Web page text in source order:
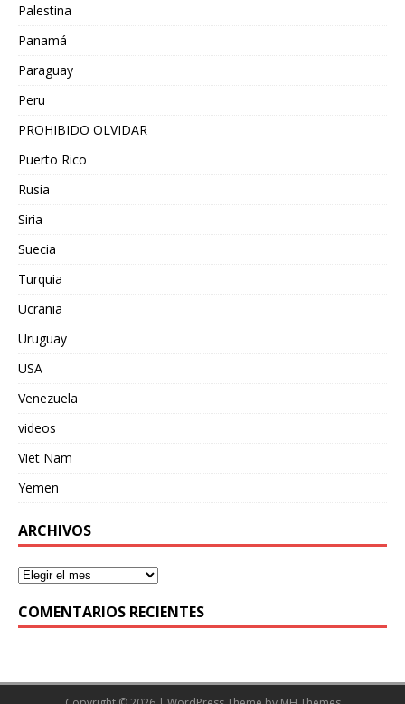
Palestina
Panamá
Paraguay
Peru
PROHIBIDO OLVIDAR
Puerto Rico
Rusia
Siria
Suecia
Turquia
Ucrania
Uruguay
USA
Venezuela
videos
Viet Nam
Yemen
ARCHIVOS
COMENTARIOS RECIENTES